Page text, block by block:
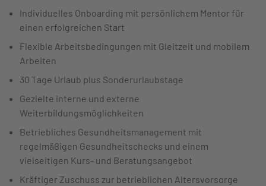
Individuelles Onboarding mit persönlichem Mentor für
einen erfolgreichen Start
Flexible Arbeitsbedingungen mit Gleitzeit und mobilem
Arbeiten
30 Tage Urlaub plus Sonderurlaubstage
Gezielte interne und externe
Weiterbildungsmöglichkeiten
Betriebliches Gesundheitsmanagement mit
regelmäßigen Gesundheitschecks und einem
vielseitigen Kurs- und Beratungsangebot
Kräftiger Zuschuss zur betrieblichen Altersvorsorge